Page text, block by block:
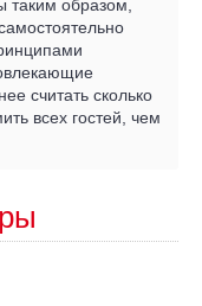
таким образом,
считать сколько
всех гостей, чем